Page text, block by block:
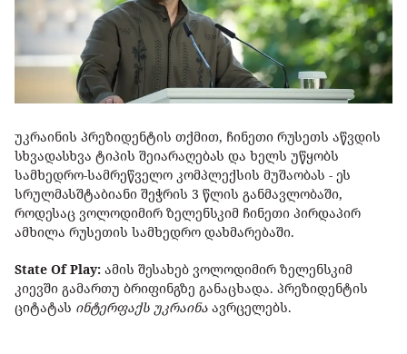
უკრაინის პრეზიდენტის თქმით, ჩინეთი რუსეთს აწვდის
სხვადასხვა ტიპის შეიარაღებას და ხელს უწყობს
სამხედრო-სამრეწველო კომპლექსის მუშაობას - ეს
სრულმასშტაბიანი შეჭრის 3 წლის განმავლობაში,
როდესაც ვოლოდიმირ ზელენსკიმ ჩინეთი პირდაპირ
ამხილა რუსეთის სამხედრო დახმარებაში.
State Of Play: ამის შესახებ ვოლოდიმირ ზელენსკიმ
კიევში გამართუ ბრიფინგზე განაცხადა. პრეზიდენტის
ციტატას ინტერფაქს უკრაინა ავრცელებს.